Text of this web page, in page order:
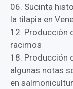
06. Sucinta
la tilapia en
12. Producción
racimos
18. Producción
algunas notas
en